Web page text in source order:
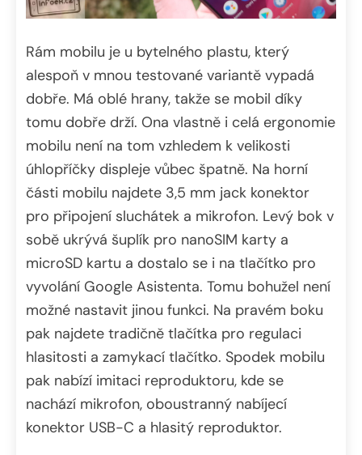
Rám mobilu je u bytelného plastu, který
alespoň v mnou testované variantě vypadá
dobře. Má oblé hrany, takže se mobil díky
tomu dobře drží. Ona vlastně i celá ergonomie
mobilu není na tom vzhledem k velikosti
úhlopříčky displeje vůbec špatně. Na horní
části mobilu najdete 3,5 mm jack konektor
pro připojení sluchátek a mikrofon. Levý bok v
sobě ukrývá šuplík pro nanoSIM karty a
microSD kartu a dostalo se i na tlačítko pro
vyvolání Google Asistenta. Tomu bohužel není
možné nastavit jinou funkci. Na pravém boku
pak najdete tradičně tlačítka pro regulaci
hlasitosti a zamykací tlačítko. Spodek mobilu
pak nabízí imitaci reproduktoru, kde se
nachází mikrofon, oboustranný nabíjecí
konektor USB-C a hlasitý reproduktor.